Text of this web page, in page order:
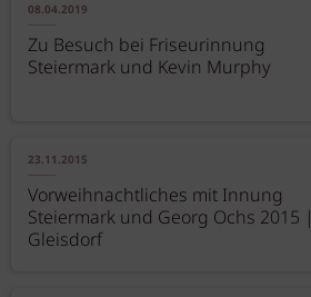
08.04.2019
Zu Besuch bei Friseurinnung
Steiermark und Kevin Murphy
23.11.2015
Vorweihnachtliches mit Innung
Steiermark und Georg Ochs 2015 |
Gleisdorf